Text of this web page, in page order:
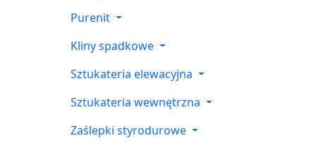
Purenit
Kliny spadkowe
Sztukateria elewacyjna
Sztukateria wewnętrzna
Zaślepki styrodurowe